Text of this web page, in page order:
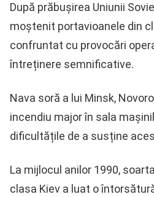
După prăbușirea Uniunii
moștenit portavioanele din
confruntat cu provocări
întreținere semnificative.
Nava soră a lui Minsk,
incendiu major în sala
dificultățile de a susține
La mijlocul anilor 1990,
clasa Kiev a luat o